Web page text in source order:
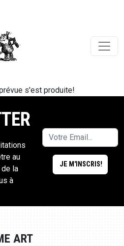
s'est produite!
au
la
à
ART